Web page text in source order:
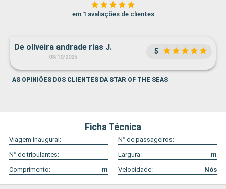
em 1 avaliações de clientes
De oliveira andrade rias J.
08/10/2025
5
AS OPINIÕES DOS CLIENTES DA STAR OF THE SEAS
Ficha Técnica
Viagem inaugural:
N° de passageiros:
N° de tripulantes:
Largura:
m
Comprimento:
m Velocidade: Nós